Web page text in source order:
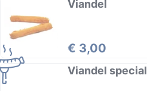
Viandel
€ 3,00
Viandel special